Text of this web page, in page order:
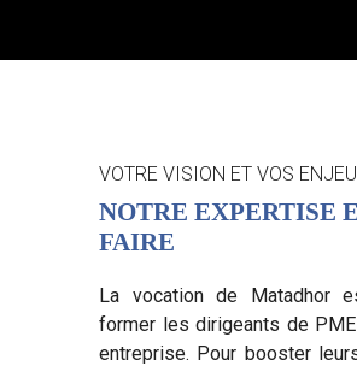
VOTRE VISION ET VOS
NOTRE EXPERTISE
FAIRE
La vocation de Matadhor
former les dirigeants de
entreprise. Pour booster